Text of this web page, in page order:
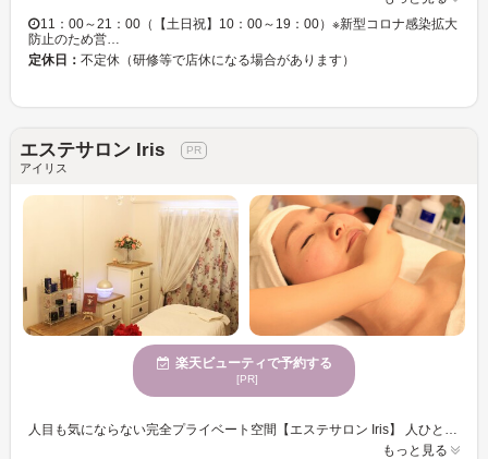
11：00～21：00（【土日祝】10：00～19：00）※新型コロナ感染拡大
防止のため営…
定休日： 不定休（研修等で店休になる場合があります）
エステサロン Iris
アイリス
楽天ビューティで予約する
[PR]
もっと見る